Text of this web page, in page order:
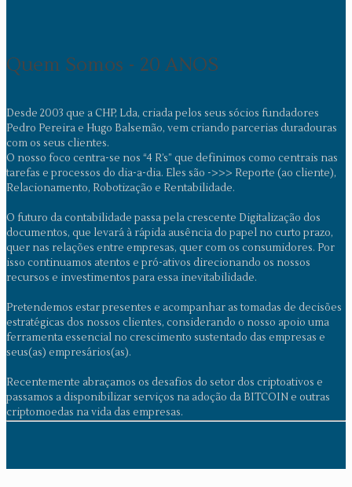
Quem Somos - 20 ANOS
Desde 2003 que a CHP, Lda, criada pelos seus sócios fundadores
Pedro Pereira e Hugo Balsemão, vem criando parcerias duradouras
com os seus clientes.
O nosso foco centra-se nos “4 R’s” que definimos como centrais nas
tarefas e processos do dia-a-dia. Eles são ->>> Reporte (ao cliente),
Relacionamento, Robotização e Rentabilidade.
O futuro da contabilidade passa pela crescente Digitalização dos
documentos, que levará à rápida ausência do papel no curto prazo,
quer nas relações entre empresas, quer com os consumidores. Por
isso continuamos atentos e pró-ativos direcionando os nossos
recursos e investimentos para essa inevitabilidade.
Pretendemos estar presentes e acompanhar as tomadas de decisões
estratégicas dos nossos clientes, considerando o nosso apoio uma
ferramenta essencial no crescimento sustentado das empresas e
seus(as) empresários(as).
Recentemente abraçamos os desafios do setor dos criptoativos e
passamos a disponibilizar serviços na adoção da BITCOIN e outras
criptomoedas na vida das empresas.